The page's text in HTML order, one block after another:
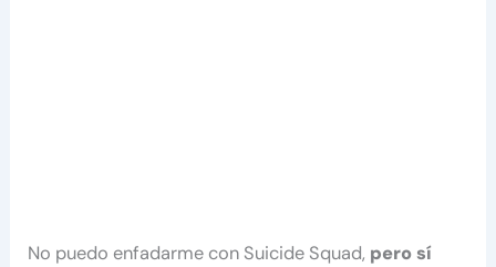
No puedo enfadarme con Suicide Squad, pero sí